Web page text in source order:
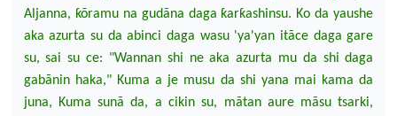
Aljanna, ƙõramu na gudãna daga ƙarƙashinsu. Ko da yaushe
aka azurta su da abinci daga wasu 'ya'yan itãce daga gare
su, sai su ce: "Wannan shi ne aka azurta mu da shi daga
gabãnin haka," Kuma a je musu da shi yana mai kama da
juna, Kuma sunã da, a cikin su, mãtan aure mãsu tsarki,